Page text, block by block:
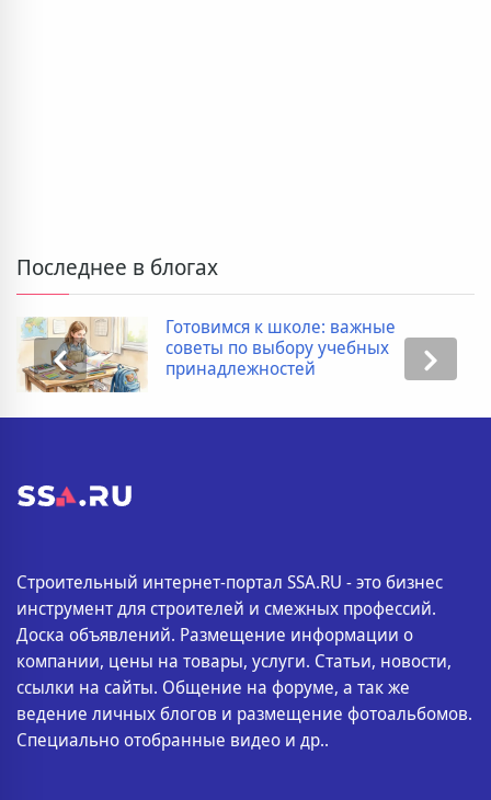
Последнее в блогах
к школе: важные
выбору учебных
список
Строительный интернет-портал SSA.RU - это бизнес
инструмент для строителей и смежных профессий.
Доска объявлений. Размещение информации о
компании, цены на товары, услуги. Статьи, новости,
ссылки на сайты. Общение на форуме, а так же
ведение личных блогов и размещение фотоальбомов.
Специально отобранные видео и др..